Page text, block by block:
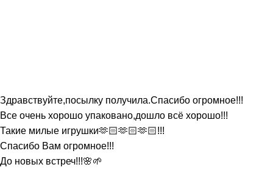
Здравствуйте,посылку получила.Спасибо огромное!!!
Все очень хорошо упаковано,дошло всё хорошо!!!
Такие милые игрушки🫶🏻🫶🏻🫶🏻!!!
Спасибо Вам огромное!!!
До новых встреч!!!🌸🌱